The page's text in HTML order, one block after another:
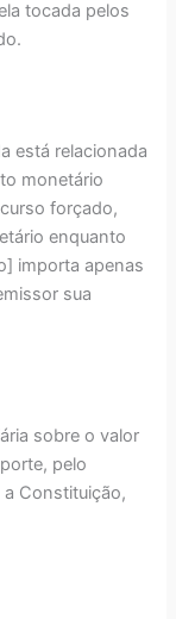
tocada pelos
está relacionada
monetário
forçado,
enquanto
importa apenas
sua
sobre o valor
pelo
Constituição,